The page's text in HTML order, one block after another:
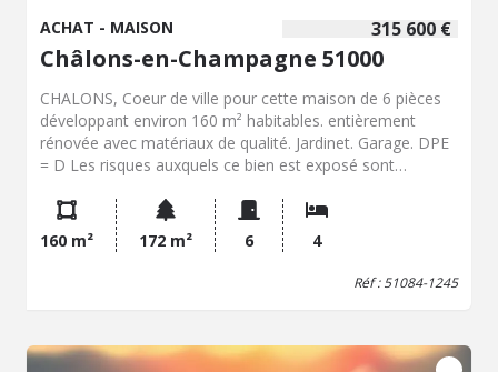
315 600 €
ACHAT - MAISON
Châlons-en-Champagne 51000
CHALONS, Coeur de ville pour cette maison de 6 pièces
développant environ 160 m² habitables. entièrement
rénovée avec matériaux de qualité. Jardinet. Garage. DPE
= D Les risques auxquels ce bien est exposé sont
160 m² 172 m² 6 4
Réf : 51084-1245